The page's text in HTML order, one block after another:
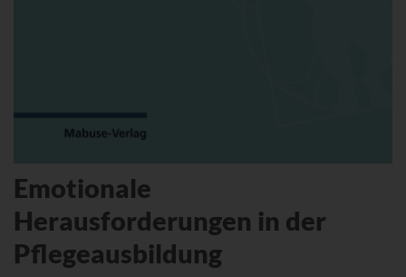
Emotionale
Herausforderungen in der
Pflegeausbildung